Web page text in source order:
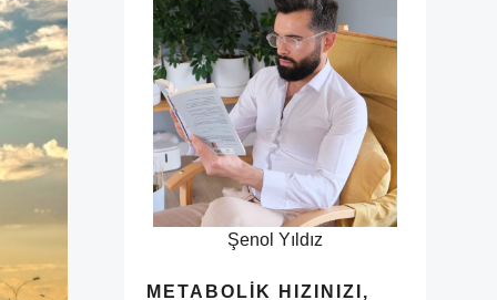
Şenol Yıldız
METABOLIK HIZINIZI,